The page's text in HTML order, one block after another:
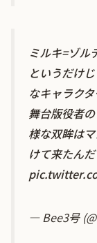
ミルキ=ゾル
というだけ
なキャラク
舞台版役者
様な双眸は
けて来たん
— Bee3号